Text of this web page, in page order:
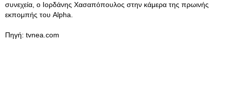
συνεχεία, ο Ιορδάνης Χασαπόπουλος στην κάμερα της πρωινής
εκπομπής του Alpha.
Πηγή: tvnea.com